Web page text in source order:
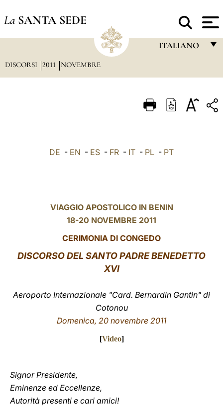
La SANTA SEDE
ITALIANO
ITALIANO
LATINE
DISCORSI 2011 NOVEMBRE
DE - EN - ES - FR - IT - PL - PT
VIAGGIO APOSTOLICO IN BENIN
18-20 NOVEMBRE 2011
CERIMONIA DI CONGEDO
DISCORSODEL SANTO PADRE BENEDETTO
XVI
Aeroporto Internazionale "Card. Bernardin Gantin" di
Cotonou
Domenica, 20 novembre 2011
[Video]
Signor Presidente,
Eminenze ed Eccellenze,
Autorità presenti e cari amici!